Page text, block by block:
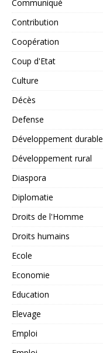
Communiqué
Contribution
Coopération
Coup d'Etat
Culture
Décès
Defense
Développement durable
Développement rural
Diaspora
Diplomatie
Droits de l'Homme
Droits humains
Ecole
Economie
Education
Elevage
Emploi